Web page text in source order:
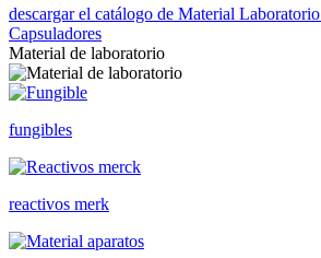
descargar el catálogo de Material Laboratorio
Capsuladores
Material de laboratorio
fungibles
reactivos merk